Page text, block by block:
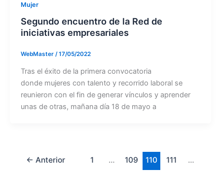
Mujer
Segundo encuentro de la Red de
iniciativas empresariales
WebMaster /17/05/2022
Tras el éxito de la primera convocatoria
donde mujeres con talento y recorrido laboral se
reunieron con el fin de generar vínculos y aprender
unas de otras, mañana día 18 de mayo a
← Anterior 1 … 109 110 111
…